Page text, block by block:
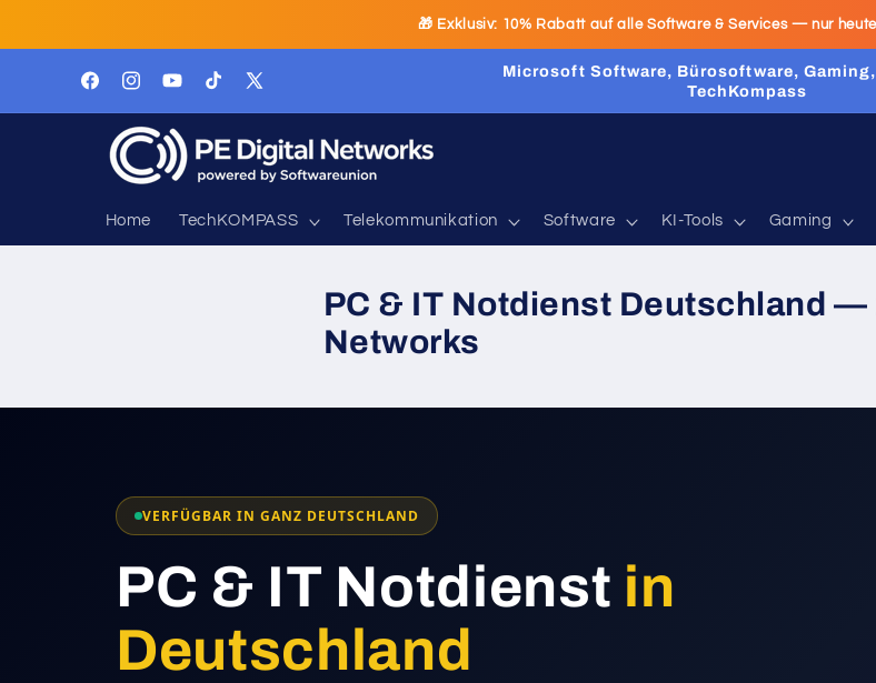
🎁 Exklusiv: 10% Rabatt auf alle Software & Services — nur heute
Inhalt
FacebookInstagramYouTubeTikTokX
Microsoft Software, Bürosoftware,
TechKompass
Home TechKOMPASS Telekommunikation Software KI-Tools Gaming
PC & IT Notdienst Deutschland —
Networks
VERFÜGBAR IN GANZ DEUTSCHLAND
PC & IT Notdienst in
Deutschland